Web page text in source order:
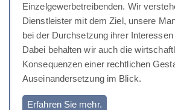
Einzelgewerbetreibenden. Wir
Dienstleister mit dem Ziel, unsere
bei der Durchsetzung ihrer
Dabei behalten wir auch die
Konsequenzen einer rechtlichen
Auseinandersetzung im Blick.
Erfahren Sie mehr.